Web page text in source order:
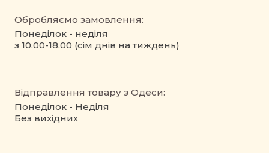
Обробляємо замовлення:
Понеділок - неділя
з 10.00-18.00 (сім днів на тиждень)
Відправлення товару з Одеси:
Понеділок - Неділя
Без вихідних